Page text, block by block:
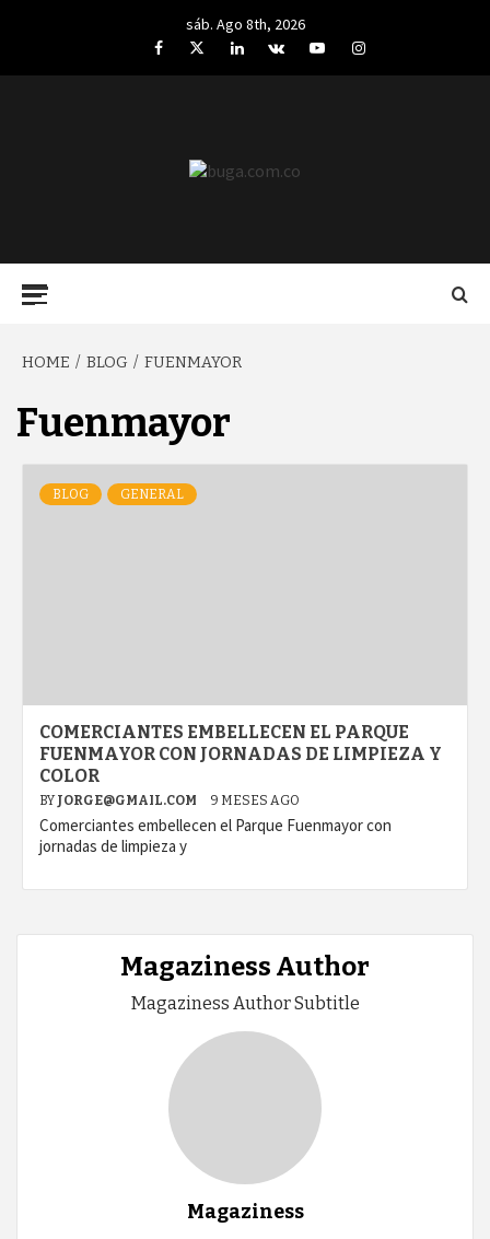
sáb. Ago 8th, 2026
FacebookTwitterLinkedIn
VK YouTubeInstagram
HOME BLOG FUENMAYOR
Fuenmayor
BLOG GENERAL
COMERCIANTES EMBELLECEN EL PARQUE
FUENMAYOR CON JORNADAS DE LIMPIEZA Y
COLOR
BY JORGE@GMAIL.COM 9 MESES AGO
Comerciantes embellecen el Parque Fuenmayor con
jornadas de limpieza y
Magaziness Author
Magaziness Author Subtitle
Magaziness